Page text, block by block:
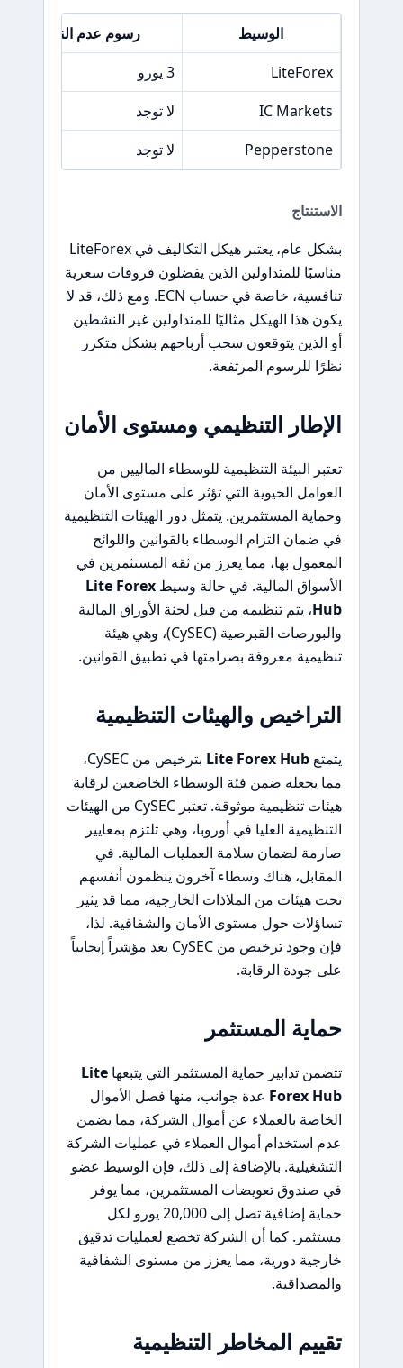
الوسيط
رسوم عدم النشاط
LiteForex
3 يورو
IC Markets
لا توجد
Pepperstone
لا توجد
الاستنتاج
بشكل عام، يعتبر هيكل التكاليف في LiteForex
مناسبًا للمتداولين الذين يفضلون فروقات سعرية
تنافسية، خاصة في حساب ECN. ومع ذلك، قد لا
يكون هذا الهيكل مثاليًا للمتداولين غير النشطين
أو الذين يتوقعون سحب أرباحهم بشكل متكرر
نظرًا للرسوم المرتفعة.
الإطار التنظيمي ومستوى الأمان
تعتبر البيئة التنظيمية للوسطاء الماليين من
العوامل الحيوية التي تؤثر على مستوى الأمان
وحماية المستثمرين. يتمثل دور الهيئات التنظيمية
في ضمان التزام الوسطاء بالقوانين واللوائح
المعمول بها، مما يعزز من ثقة المستثمرين في
الأسواق المالية. في حالة وسيطLite Forex
Hub، يتم تنظيمه من قبل لجنة الأوراق المالية
والبورصات القبرصية (CySEC)، وهي هيئة
تنظيمية معروفة بصرامتها في تطبيق القوانين.
التراخيص والهيئات التنظيمية
يتمتعLite Forex Hub
بترخيص من CySEC،
مما يجعله ضمن فئة الوسطاء الخاضعين لرقابة
هيئات تنظيمية موثوقة. تعتبر CySEC من الهيئات
التنظيمية العليا في أوروبا، وهي تلتزم بمعايير
صارمة لضمان سلامة العمليات المالية. في
المقابل، هناك وسطاء آخرون ينظمون أنفسهم
تحت هيئات من الملاذات الخارجية، مما قد يثير
تساؤلات حول مستوى الأمان والشفافية. لذا،
فإن وجود ترخيص من CySEC يعد مؤشراً إيجابياً
على جودة الرقابة.
حماية المستثمر
تتضمن تدابير حماية المستثمر التي يتبعهاLite
Forex Hub عدة جوانب، منها فصل الأموال
الخاصة بالعملاء عن أموال الشركة، مما يضمن
عدم استخدام أموال العملاء في عمليات الشركة
التشغيلية. بالإضافة إلى ذلك، فإن الوسيط عضو
في صندوق تعويضات المستثمرين، مما يوفر
حماية إضافية تصل إلى 20,000 يورو لكل
مستثمر. كما أن الشركة تخضع لعمليات تدقيق
خارجية دورية، مما يعزز من مستوى الشفافية
والمصداقية.
تقييم المخاطر التنظيمية